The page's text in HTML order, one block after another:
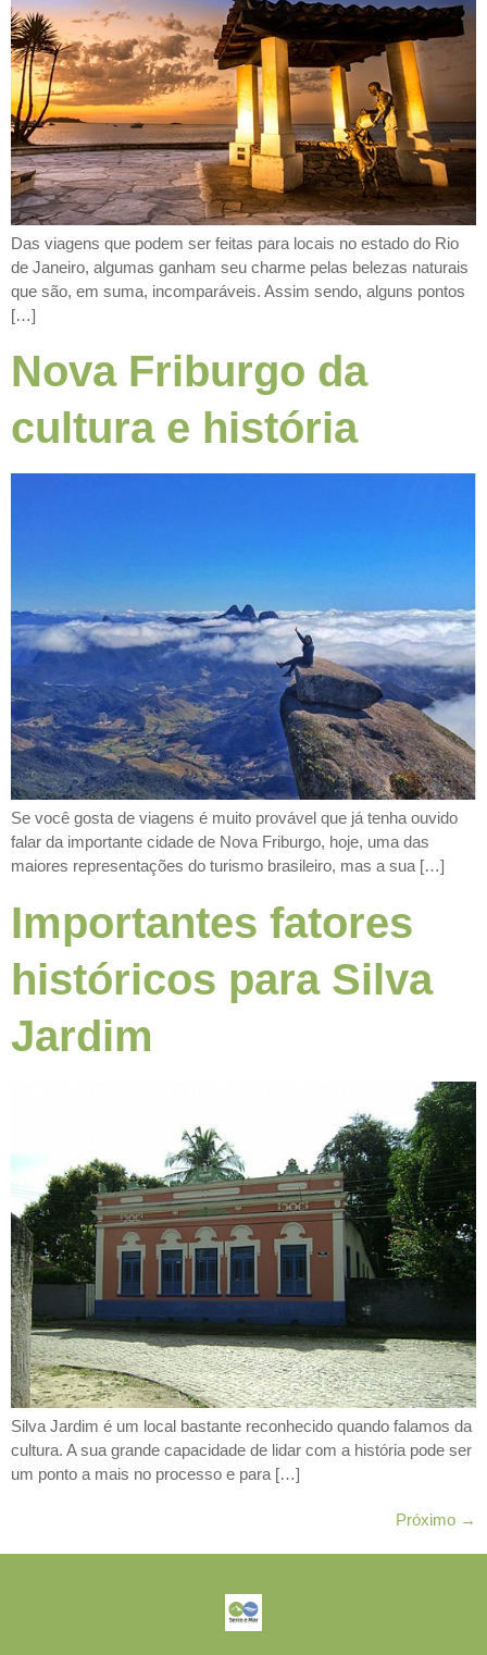
Das viagens que podem ser feitas para locais no estado do Rio
de Janeiro, algumas ganham seu charme pelas belezas naturais
que são, em suma, incomparáveis. Assim sendo, alguns pontos
[…]
Nova Friburgo da
cultura e história
Se você gosta de viagens é muito provável que já tenha ouvido
falar da importante cidade de Nova Friburgo, hoje, uma das
maiores representações do turismo brasileiro, mas a sua […]
Importantes fatores
históricos para Silva
Jardim
Silva Jardim é um local bastante reconhecido quando falamos da
cultura. A sua grande capacidade de lidar com a história pode ser
um ponto a mais no processo e para […]
Próximo →